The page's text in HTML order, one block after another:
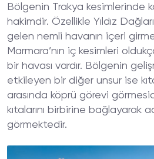
Bölgenin Trakya kesimlerinde
hakimdir. Özellikle Yıldız
gelen nemli havanın içeri
Marmara’nın iç kesimleri
bir havası vardır. Bölgenin
etkileyen bir diğer unsur ise
arasında köprü görevi
kıtalarını birbirine bağlayarak
görmektedir.